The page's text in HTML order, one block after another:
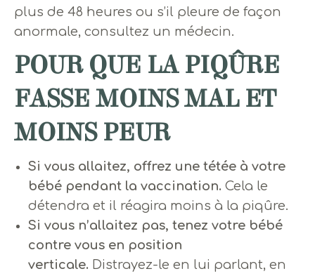
plus de 48 heures ou s’il pleure de façon
anormale, consultez un médecin.
POUR QUE LA PIQÛRE
FASSE MOINS MAL ET
MOINS PEUR
Si vous allaitez, offrez une tétée à votre
bébé pendant la vaccination. Cela le
détendra et il réagira moins à la piqûre.
Si vous n’allaitez pas, tenez votre bébé
contre vous en position
verticale. Distrayez-le en lui parlant, en